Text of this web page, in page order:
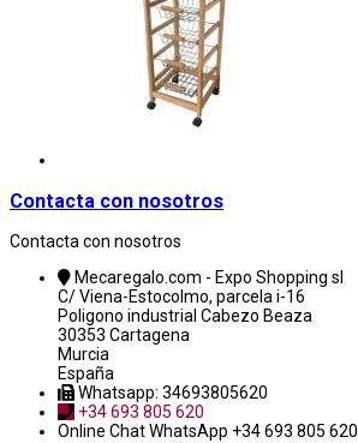
Contacta con nosotros
Contacta con nosotros
Mecaregalo.com - Expo Shopping sl
C/ Viena-Estocolmo, parcela i-16
Poligono industrial Cabezo Beaza
30353 Cartagena
Murcia
España
Whatsapp: 34693805620
+34 693 805 620
Online ChatWhatsApp +34 693 805 620